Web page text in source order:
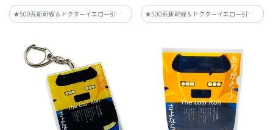
★500系新幹線＆ドクターイエロー引退記
念★JR西日本の駅などで掲出されている
★500系新幹線＆ドクターイエロー引退記
念★JR西日本の駅などで掲出されている